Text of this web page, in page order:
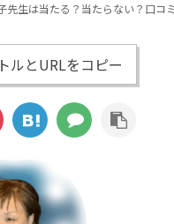
先生は当たる？当たらない？口コ
ルとURLをコピー